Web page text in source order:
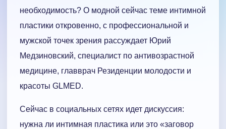
необходимость? О модной сейчас теме интимной
пластики откровенно, с профессиональной и
мужской точек зрения рассуждает Юрий
Медзиновский, специалист по антивозрастной
медицине, главврач Резиденции молодости и
красоты GLMED.
Сейчас в социальных сетях идет дискуссия:
нужна ли интимная пластика или это «заговор